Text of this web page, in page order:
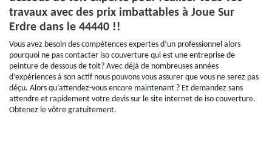
travaux avec des prix imbattables à Joue Sur
Erdre dans le 44440 !!
Vous avez besoin des compétences expertes d’un professionnel alors
pourquoi ne pas contacter iso couverture qui est une entreprise de
peinture de dessous de toit? Avec déjà de nombreuses années
d’expériences à son actif nous pouvons vous assurer que vous ne serez pas
déçu. Alors qu’attendez-vous encore maintenant ? Et demandez sans
attendre et rapidement votre devis sur le site internet de iso couverture.
Obtenez le vôtre gratuitement.